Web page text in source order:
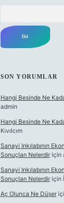
SON YORUMLAR
Hangi Besinde Ne
admin
Hangi Besinde Ne
Kıvılcım
Sanayi Inkılabının
Sonuçları Nelerdiriçin
Sanayi Inkılabının
Sonuçları Nelerdiriçin
Aç Olunca Ne Düşer